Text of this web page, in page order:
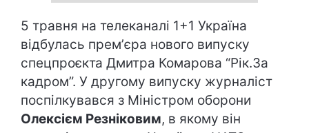
5 травня на телеканалі 1+1 Україна
відбулась премʼєра нового випуску
спецпроєкта Дмитра Комарова “Рік.За
кадром”. У другому випуску журналіст
поспілкувався з Міністром оборони
Олексієм Резніковим, в якому він